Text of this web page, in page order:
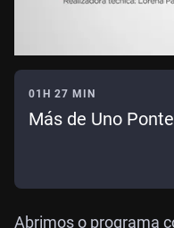
01H 27 MIN
Más de Uno
Abrimos o programa